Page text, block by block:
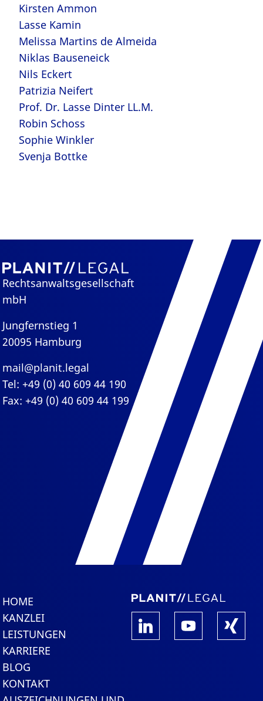
Kirsten Ammon
Lasse Kamin
Melissa Martins de Almeida
Niklas Bauseneick
Nils Eckert
Patrizia Neifert
Prof. Dr. Lasse Dinter LL.M.
Robin Schoss
Sophie Winkler
Svenja Bottke
Rechtsanwaltsgesellschaft
mbH
Jungfernstieg 1
20095 Hamburg
mail@planit.legal
Tel: +49 (0) 40 609 44 190
Fax: +49 (0) 40 609 44 199
HOME
KANZLEI
LEISTUNGEN
KARRIERE
BLOG
KONTAKT